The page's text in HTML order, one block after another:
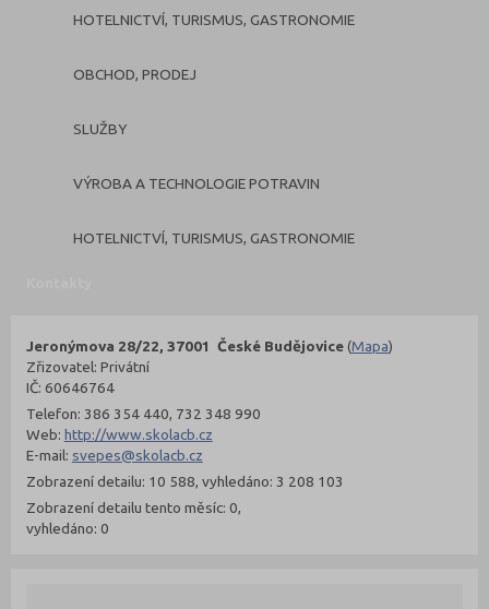
HOTELNICTVÍ, TURISMUS, GASTRONOMIE
OBCHOD, PRODEJ
SLUŽBY
VÝROBA A TECHNOLOGIE POTRAVIN
HOTELNICTVÍ, TURISMUS, GASTRONOMIE
Jeronýmova 28/22, 37001 České Budějovice(Mapa)
Zřizovatel: Privátní
IČ: 60646764
Telefon: 386 354 440, 732 348 990
Web: http://www.skolacb.cz
E-mail: svepes@skolacb.cz
Zobrazení detailu: 10 588, vyhledáno: 3 208 103
Zobrazení detailu tento měsíc: 0,
vyhledáno: 0